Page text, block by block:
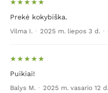
Prekė kokybiška.
Vilma I. · 2025 m. liepos 3 d. ·
Puikiai!
Balys M. · 2025 m. vasario 12 d.